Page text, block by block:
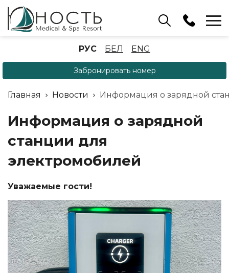
Бассейн
+375 (17) 503 93 22
Аренда беседок
+375 (33) 902 35 07
Отдел бронирования
+375 (17) 503 91 10
РУС БЕЛ ENG
Забронировать номер
Главная Новости Информация о зарядной
Информация о зарядной
станции для
электромобилей
Уважаемые гости!